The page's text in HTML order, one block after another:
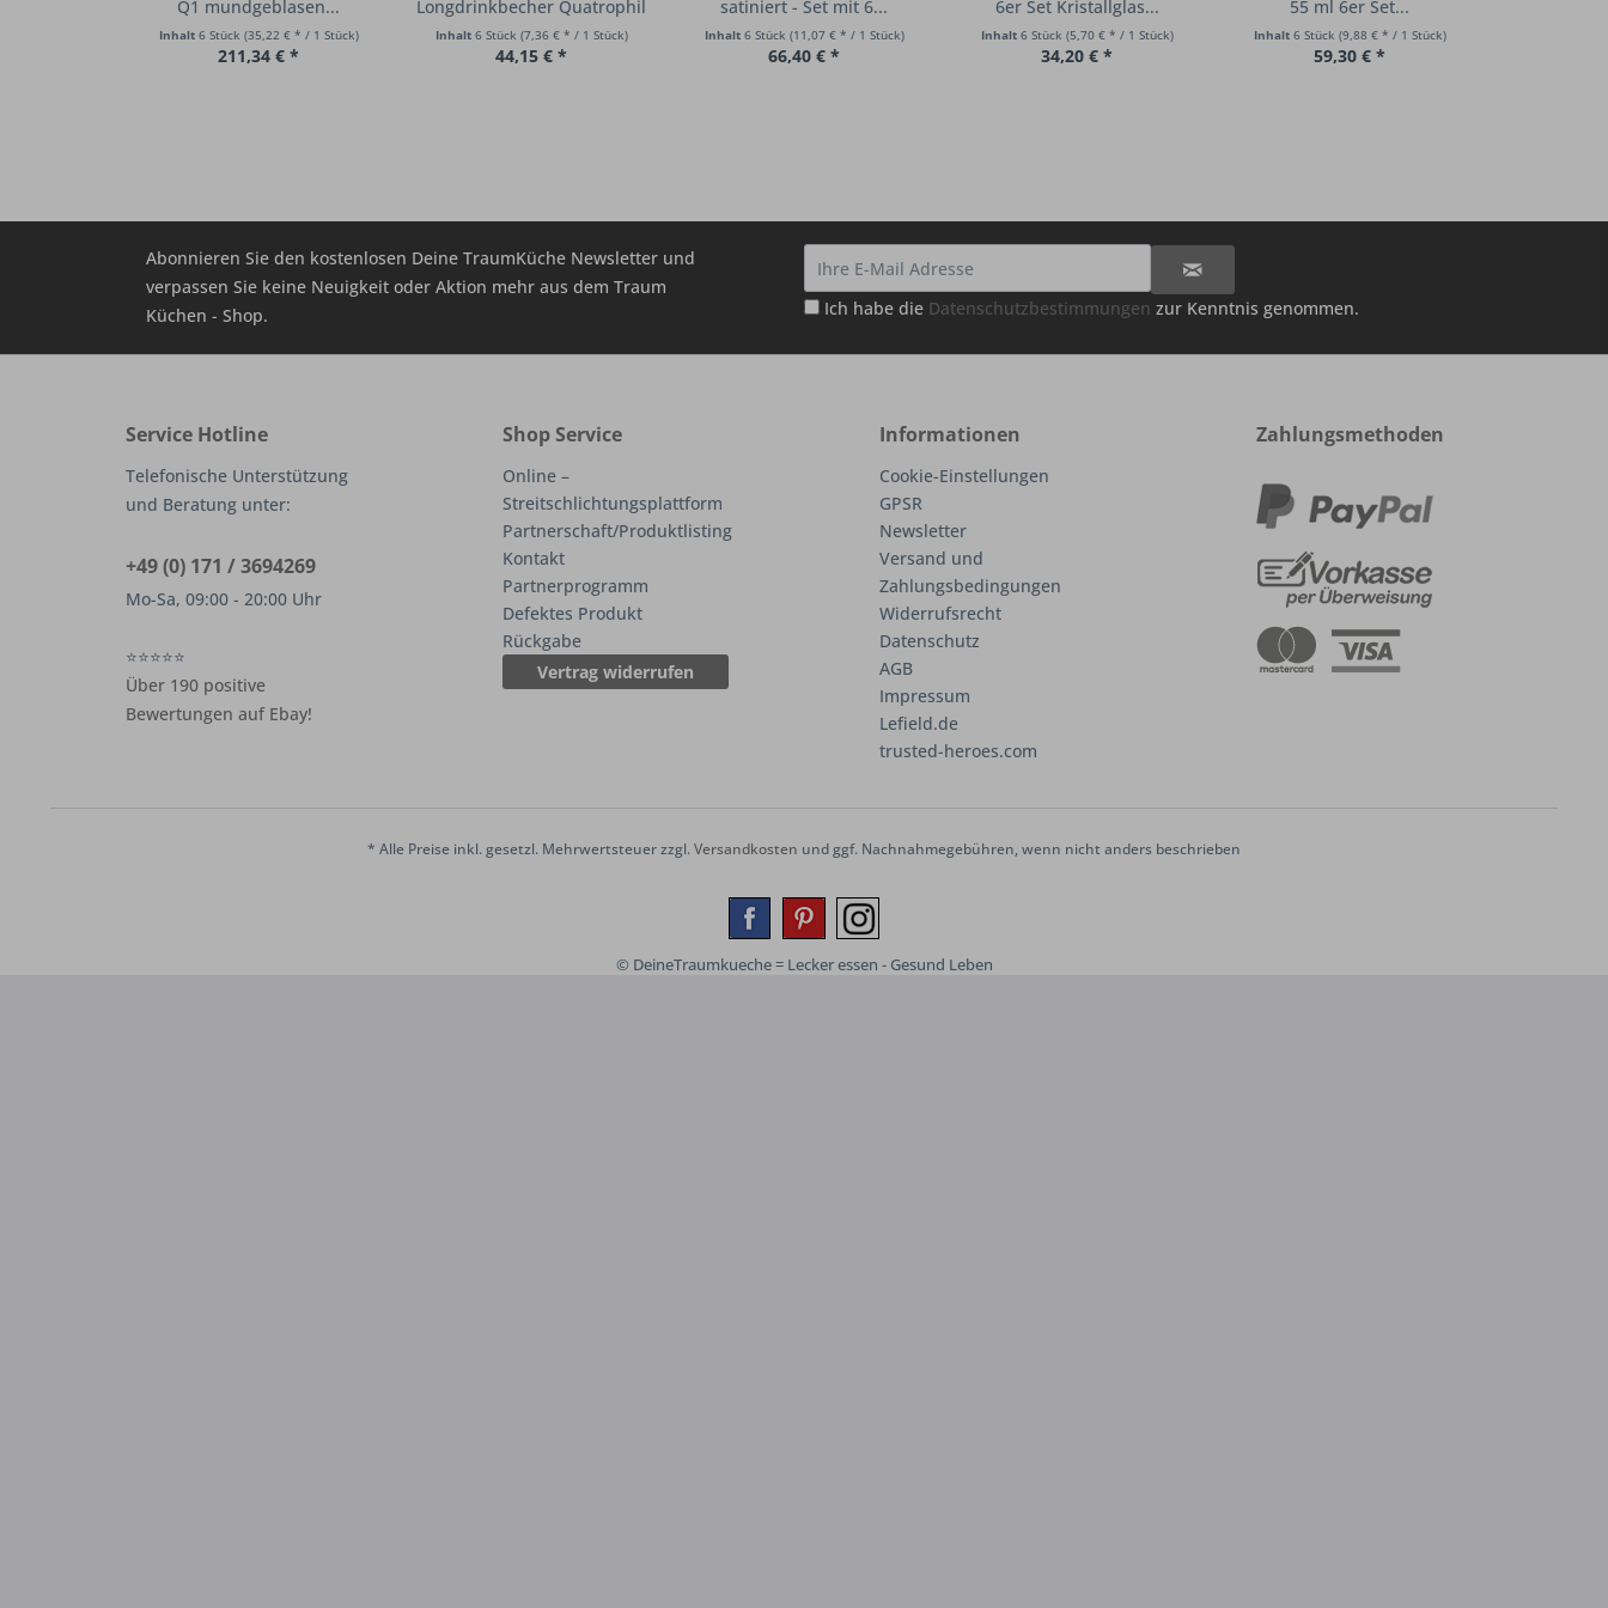
Q1 mundgeblasen...
Inhalt 6 Stück (35,22 € * / 1 Stück)
211,34 € *
Longdrinkbecher Quatrophil
6er Set
Inhalt 6 Stück (7,36 € * / 1 Stück)
44,15 € *
satiniert - Set mit 6...
Inhalt 6 Stück (11,07 € * / 1 Stück)
66,40 € *
6er Set Kristallglas...
Inhalt 6 Stück (5,70 € * / 1 Stück)
34,20 € *
55 ml 6er Set...
Inhalt 6 Stück (9,88 € * / 1 Stück)
59,30 € *
Abonnieren Sie den kostenlosen Deine TraumKüche Newsletter und
verpassen Sie keine Neuigkeit oder Aktion mehr aus dem Traum
Küchen - Shop.
Ich habe die Datenschutzbestimmungen zur Kenntnis genommen.
Service Hotline
Telefonische Unterstützung
und Beratung unter:
+49 (0) 171 / 3694269
Mo-Sa, 09:00 - 20:00 Uhr
⭐⭐⭐⭐⭐
Über 190 positive
Bewertungen auf Ebay!
Shop Service
Online –
Streitschlichtungsplattform
Partnerschaft/Produktlisting
Kontakt
Partnerprogramm
Defektes Produkt
Rückgabe
Vertrag widerrufen
Informationen
Cookie-Einstellungen
GPSR
Newsletter
Versand und
Zahlungsbedingungen
Widerrufsrecht
Datenschutz
AGB
Impressum
Lefield.de
trusted-heroes.com
Zahlungsmethoden
* Alle Preise inkl. gesetzl. Mehrwertsteuer zzgl.Versandkosten und ggf. Nachnahmegebühren, wenn nicht anders beschrieben
© DeineTraumkueche = Lecker essen - Gesund Leben